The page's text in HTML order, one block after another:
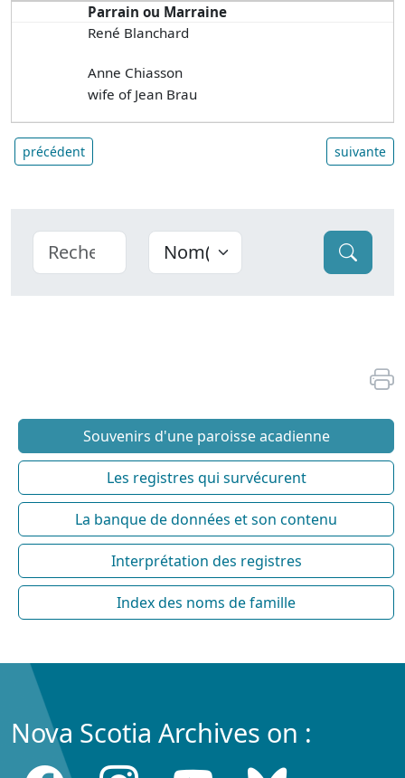
Parrain ou Marraine
René Blanchard
Anne Chiasson
wife of Jean Brau
précédent suivante
Souvenirs d'une paroisse acadienne
Les registres qui survécurent
La banque de données et son contenu
Interprétation des registres
Index des noms de famille
Nova Scotia Archives on :